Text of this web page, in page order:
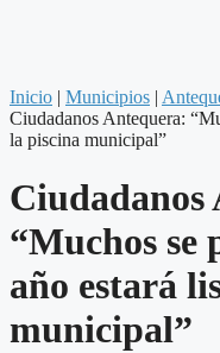
Inicio | Municipios |
Ciudadanos Antequera:
la piscina municipal”
Ciudadanos
“Muchos se
año estará
municipal”